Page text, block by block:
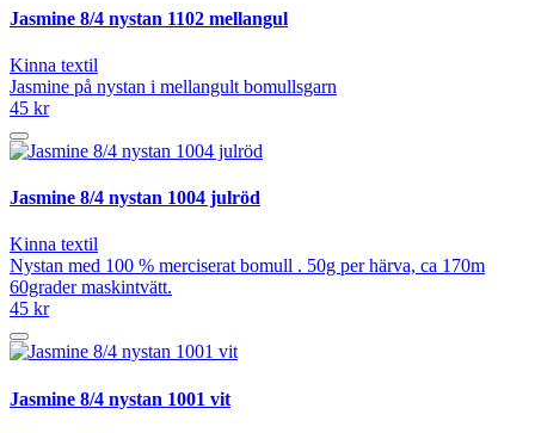
Jasmine 8/4 nystan 1102 mellangul
Kinna textil
Jasmine på nystan i mellangult bomullsgarn
45 kr
Jasmine 8/4 nystan 1004 julröd
Kinna textil
Nystan med 100 % merciserat bomull . 50g per härva, ca 170m
60grader maskintvätt.
45 kr
Jasmine 8/4 nystan 1001 vit